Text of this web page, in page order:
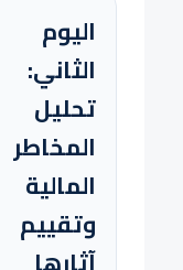
اليوم
الثاني:
تحليل
المخاطر
المالية
وتقييم